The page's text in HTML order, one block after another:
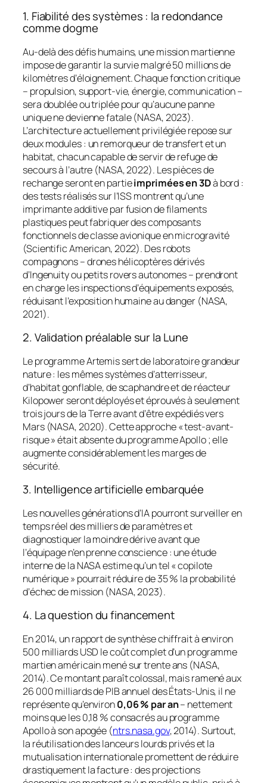
1. Fiabilité des systèmes : la redondance
comme dogme
Au-delà des défis humains, une mission martienne
impose de garantir la survie malgré 50 millions de
kilomètres d’éloignement. Chaque fonction critique
– propulsion, support-vie, énergie, communication –
sera doublée ou triplée pour qu’aucune panne
unique ne devienne fatale (NASA, 2023).
L’architecture actuellement privilégiée repose sur
deux modules : un remorqueur de transfert et un
habitat, chacun capable de servir de refuge de
secours à l’autre (NASA, 2022). Les pièces de
rechange seront en partieimprimées en 3Dà bord :
des tests réalisés sur l’ISS montrent qu’une
imprimante additive par fusion de filaments
plastiques peut fabriquer des composants
fonctionnels de classe avionique en microgravité
(Scientific American, 2022). Des robots
compagnons – drones hélicoptères dérivés
d’Ingenuityou petits rovers autonomes – prendront
en charge les inspections d’équipements exposés,
réduisant l’exposition humaine au danger (NASA,
2021).
2. Validation préalable sur la Lune
Le programmeArtemissert de laboratoire grandeur
nature : les mêmes systèmes d’atterrisseur,
d’habitat gonflable, de scaphandre et de réacteur
Kilopower seront déployés et éprouvés à seulement
trois jours de la Terre avant d’être expédiés vers
Mars (NASA, 2020). Cette approche « test-avant-
risque » était absente du programme Apollo ; elle
augmente considérablement les marges de
sécurité.
3. Intelligence artificielle embarquée
Les nouvelles générations d’IA pourront surveiller en
temps réel des milliers de paramètres et
diagnostiquer la moindre dérive avant que
l’équipage n’en prenne conscience : une étude
interne de la NASA estime qu’un tel « copilote
numérique » pourrait réduire de 35 % la probabilité
d’échec de mission (NASA, 2023).
4. La question du financement
En 2014, un rapport de synthèse chiffrait à environ
500 milliards USD le coût complet d’un programme
martien américain mené sur trente ans (NASA,
2014). Ce montant paraît colossal, mais ramené aux
26 000 milliards de PIB annuel des États-Unis, il ne
représente qu’environ0,06 % par an– nettement
moins que les 0,18 % consacrés au programme
Apollo à son apogée (ntrs.nasa.gov, 2014). Surtout,
la réutilisation des lanceurs lourds privés et la
mutualisation internationale promettent de réduire
drastiquement la facture : des projections